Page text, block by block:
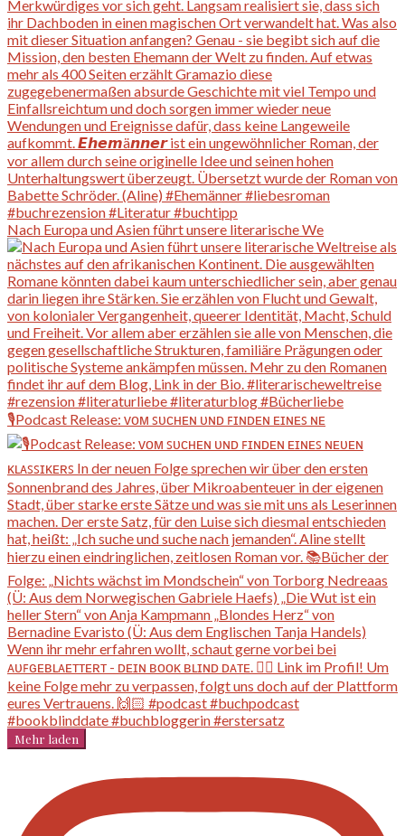
Nach Europa und Asien führt unsere literarische We
🎙️Podcast Release: ᴠᴏᴍ ꜱᴜᴄʜᴇɴ ᴜɴᴅ ꜰɪɴᴅᴇɴ ᴇɪɴᴇꜱ ɴᴇ
Mehr laden